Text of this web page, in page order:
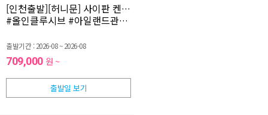
[인천출발][허니문] 사이판 켄싱턴 프리미어디럭스 3박5일 <전
#올인클루시브 #아일랜드관광 #인피니티풀 #오픈카24시간대
출발기간 : 2026-08 ~ 2026-08
709,000 원 ~
출발일 보기